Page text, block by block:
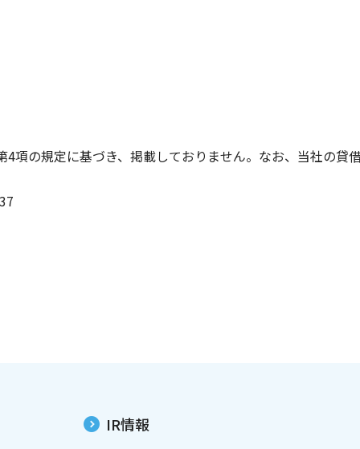
項の規定に基づき、掲載しておりません。なお、当社の
IR情報